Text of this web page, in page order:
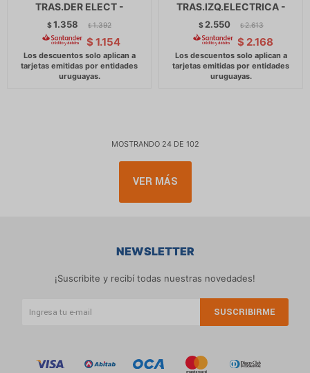
TRAS.DER ELECT -
$1.358 $ 1.392
$ 1.154
TRAS.IZQ.ELECTRICA -
$ 2.550 $ 2.613
$ 2.168
MOSTRANDO 24DE 102
VER MÁS
NEWSLETTER
¡Suscribite y recibí todas nuestras novedades!
SUSCRIBIRME